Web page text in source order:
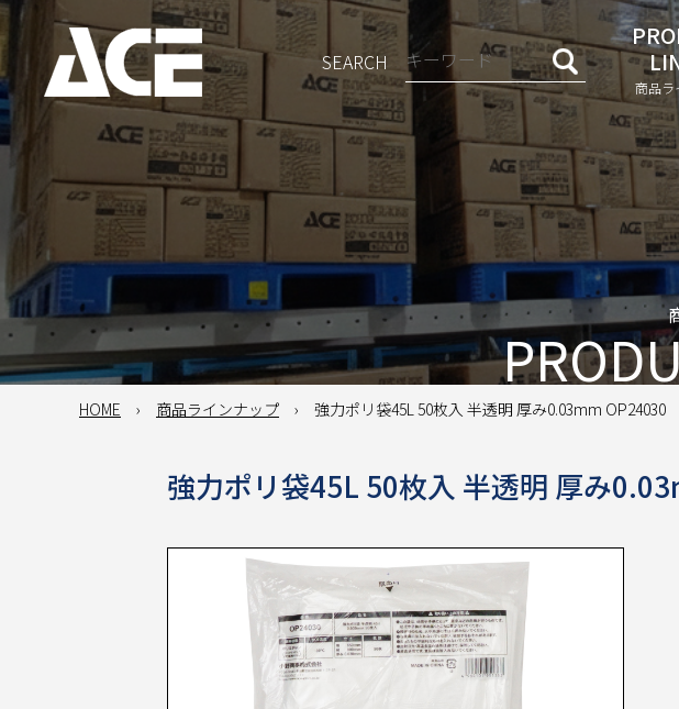
SEARCH
商品ラ
HOME 商品ラインナップ 強力ポリ袋45L 50枚入 半透明 厚み0.03mm OP24030
強力ポリ袋45L 50枚入 半透明 厚み